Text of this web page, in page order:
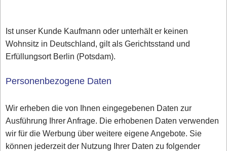
Ist unser Kunde Kaufmann oder unterhält er keinen
Wohnsitz in Deutschland, gilt als Gerichtsstand und
Erfüllungsort Berlin (Potsdam).
Personenbezogene Daten
Wir erheben die von Ihnen eingegebenen Daten zur
Ausführung Ihrer Anfrage. Die erhobenen Daten verwenden
wir für die Werbung über weitere eigene Angebote. Sie
können jederzeit der Nutzung Ihrer Daten zu folgender